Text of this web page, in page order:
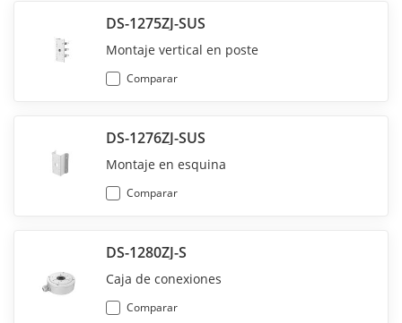
DS-1275ZJ-SUS
Montaje vertical en poste
Comparar
DS-1276ZJ-SUS
Montaje en esquina
Comparar
DS-1280ZJ-S
Caja de conexiones
Comparar